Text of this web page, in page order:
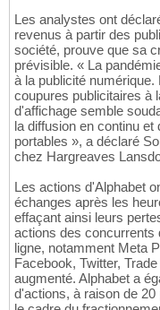
Les analystes ont
revenus à partir des
société, prouve que sa
prévisible. « La
à la publicité
coupures publicitaires à
d'affichage semble
la diffusion en continu et
portables », a déclaré
chez Hargreaves
Les actions d'Alphabet
échanges après les
effaçant ainsi leurs
actions des concurrents
ligne, notamment Meta
Facebook, Twitter,
augmenté. Alphabet a
d'actions, à raison de 20